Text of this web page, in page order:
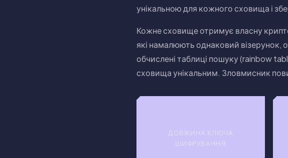
унікальною для кожного сховища і
Кожне сховище отримує власну
які намалюють однаковий
обчислені таблиці пошуку (rainbow
сховища унікальним. Зловмисник
ДОВЖИНА КЛЮЧА
ШИФРУВАННЯ